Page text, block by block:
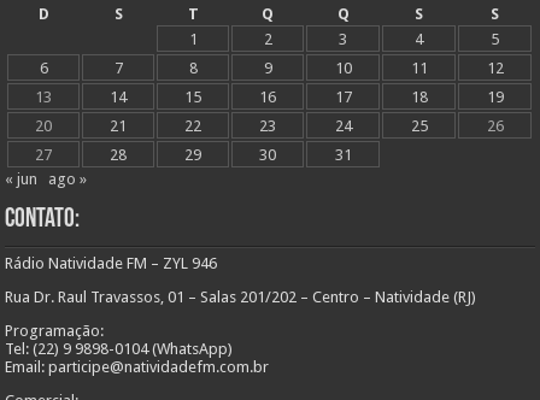
D
S T Q Q S
S
1
2 3 4
5
6
7 8 9 10 11
12
13
14 15 16 17 18
19
20
21 22 23 24 25
26
27
28 29 30
31
« jun
ago »
Contato:
Rádio Natividade FM – ZYL 946
Rua Dr. Raul Travassos, 01 – Salas 201/202 – Centro – Natividade (RJ)
Programação:
Tel: (22) 9 9898-0104 (WhatsApp)
Email: participe@natividadefm.com.br